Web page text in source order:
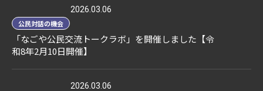
2026.03.06
公民対話の機会
「なごや公民交流トークラボ」を開催しました【令
和8年2月10日開催】
2026.03.06